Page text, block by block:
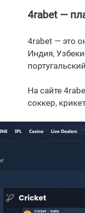
4rabet —
4rabet — это
Индия,
На сайте
соккер,